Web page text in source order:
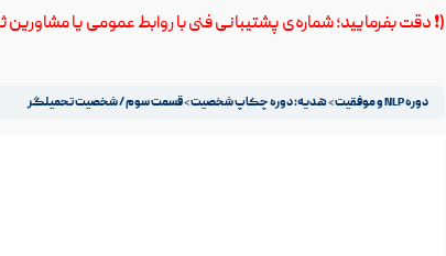
(❗️ دقت بفرمایید؛ شماره‌ی پشتیبانی فنی با روابط عمومی یا
دوره NLP و موفقیت هدیه: دوره چکاپ شخصیت قسمت سوم / شخصیت تحمیلگر